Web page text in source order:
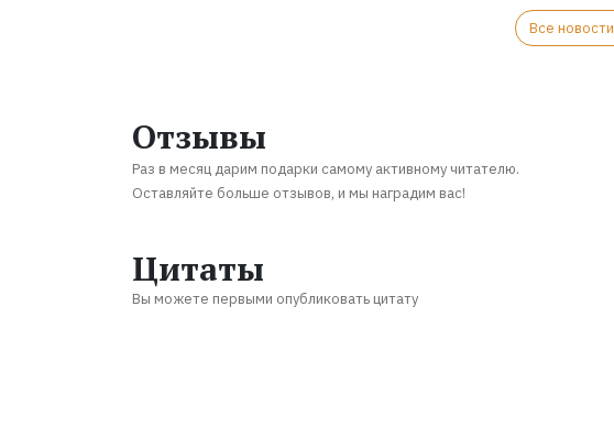
Все новости
Отзывы
Раз в месяц дарим подарки самому активному читателю.
Оставляйте больше отзывов, и мы наградим вас!
Цитаты
Вы можете первыми опубликовать цитату